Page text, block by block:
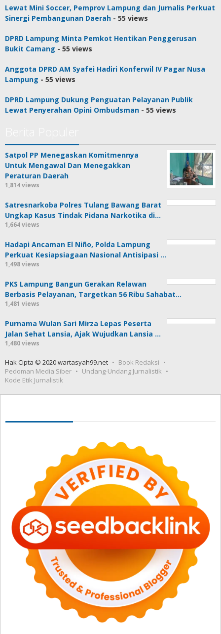
Lewat Mini Soccer, Pemprov Lampung dan Jurnalis Perkuat
Sinergi Pembangunan Daerah - 55 views
DPRD Lampung Minta Pemkot Hentikan Penggerusan
Bukit Camang - 55 views
Anggota DPRD AM Syafei Hadiri Konferwil IV Pagar Nusa
Lampung - 55 views
DPRD Lampung Dukung Penguatan Pelayanan Publik
Lewat Penyerahan Opini Ombudsman - 55 views
Satpol PP Menegaskan Komitmennya
Untuk Mengawal Dan Menegakkan
Peraturan Daerah
1,814 views
Satresnarkoba Polres Tulang Bawang Barat
Ungkap Kasus Tindak Pidana Narkotika di…
1,664 views
Hadapi Ancaman El Niño, Polda Lampung
Perkuat Kesiapsiagaan Nasional Antisipasi …
1,498 views
PKS Lampung Bangun Gerakan Relawan
Berbasis Pelayanan, Targetkan 56 Ribu Sahabat…
1,481 views
Purnama Wulan Sari Mirza Lepas Peserta
Jalan Sehat Lansia, Ajak Wujudkan Lansia …
1,480 views
Hak Cipta © 2020 wartasyah99.net
Book Redaksi
Pedoman Media Siber
Undang-Undang Jurnalistik
Kode Etik Jurnalistik